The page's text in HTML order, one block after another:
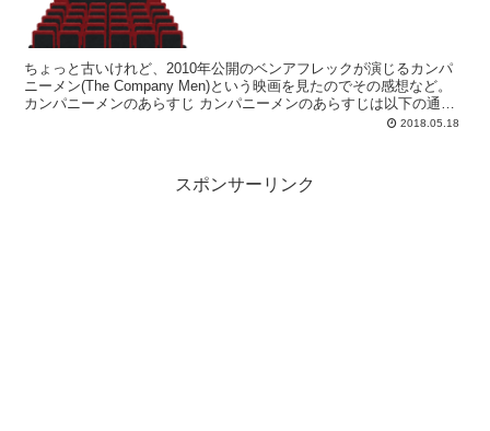
ちょっと古いけれど、2010年公開のベンアフレックが演じるカンパ
ニーメン(The Company Men)という映画を見たのでその感想など。
カンパニーメンのあらすじ カンパニーメンのあらすじは以下の通り
2018.05.18
スポンサーリンク